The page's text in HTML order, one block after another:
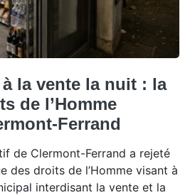
la vente la nuit : la
de l’Homme
Ferrand
de Clermont-Ferrand a rejeté
des droits de l’Homme visant à
interdisant la vente et la